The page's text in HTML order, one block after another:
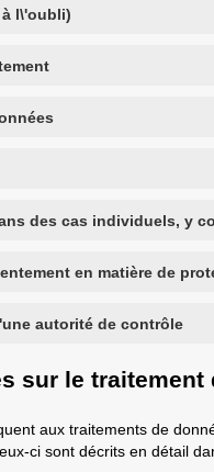
l\'oubli)
des cas individuels, y
en matière de
autorité de contrôle
sur le
aux traitements de
ci sont décrits en détail